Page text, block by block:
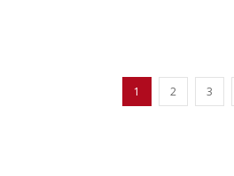
1 2 3